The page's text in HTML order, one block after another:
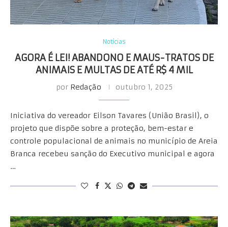
Notícias
AGORA É LEI! ABANDONO E MAUS-TRATOS DE
ANIMAIS E MULTAS DE ATÉ R$ 4 MIL
por Redação outubro 1, 2025
Iniciativa do vereador Eilson Tavares (União Brasil), o
projeto que dispõe sobre a proteção, bem-estar e
controle populacional de animais no município de Areia
Branca recebeu sanção do Executivo municipal e agora
…